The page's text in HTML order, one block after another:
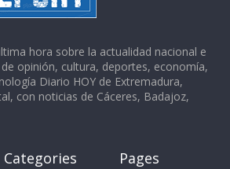
hora sobre la actualidad nacional e
opinión, cultura, deportes, economía,
Diario HOY de Extremadura,
con noticias de Cáceres, Badajoz,
Categories Pages